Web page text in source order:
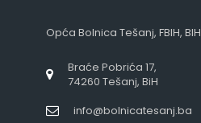
Opća Bolnica Tešanj, FBIH, BIH
Braće Pobrića 17,
74260 Tešanj, BiH
info@bolnicatesanj.ba